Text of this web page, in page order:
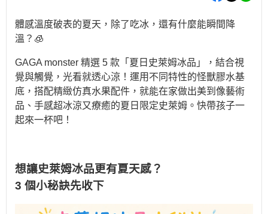
體感溫度破表的夏天，除了吃冰，還有什麼能瞬間降
溫？🧊
GAGA monster 精選 5 款「夏日史萊姆冰品」，結合視
覺與觸覺，光看就透心涼！運用不同特性的怪獸膠水基
底，搭配精緻仿真水果配件，就能在家做出美到像藝術
品、手感超冰涼又療癒的夏日限定史萊姆。快帶孩子一
起來一杯吧！
想讓史萊姆冰品更有夏天感？
3 個小秘訣先收下